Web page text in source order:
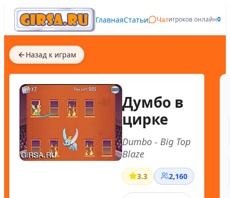
ГлавнаяСтатьи Чатигроков онлайн0
Назад к играм
Думбо в
цирке
Dumbo - Big Top
Blaze
3.3 2,160